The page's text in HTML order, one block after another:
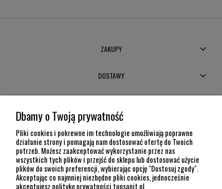
ZAKUPY
DOSTAWY
POMOC
INFORMACJE
KONTAKT
Dbamy o Twoją prywatność
Pliki cookies i pokrewne im technologie umożliwiają poprawne
działanie strony i pomagają nam dostosować ofertę do Twoich
potrzeb. Możesz zaakceptować wykorzystanie przez nas
wszystkich tych plików i przejść do sklepu lub dostosować użycie
plików do swoich preferencji, wybierając opcję "Dostosuj zgody".
Akceptując co najmniej niezbędne pliki cookies, jednocześnie
akceptujesz politykę prywatności topsanit.pl